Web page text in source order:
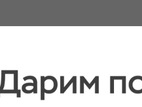
х годов
В сентябре 2006
в качестве оружия для
на